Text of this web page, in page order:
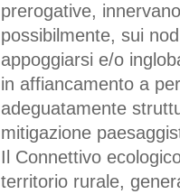
prerogative,
possibilmente, sui
appoggiarsi e/o
in affiancamento a
adeguatamente
mitigazione
Il Connettivo
territorio rurale,